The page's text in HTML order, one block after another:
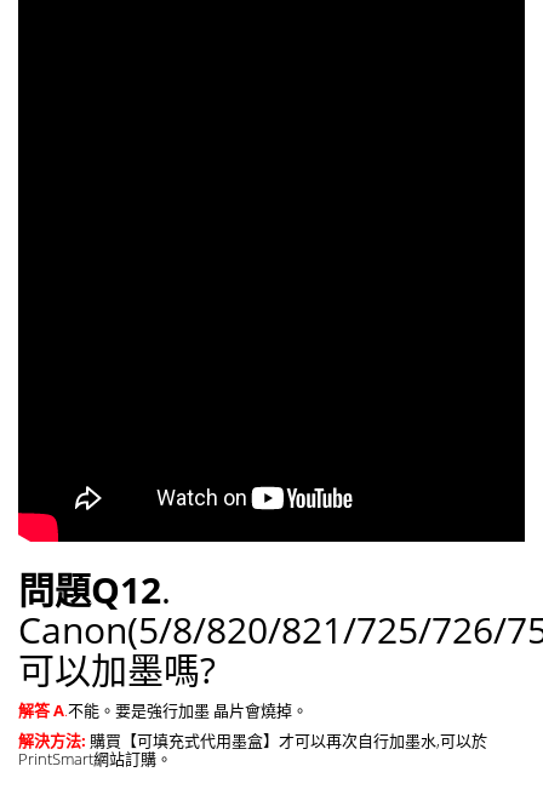
問題Q12.
Canon(5/8/820/821/725/726/
可以加墨嗎?
解答 A.不能。要是強行加墨 晶片會燒掉。
解決方法: 購買【可填充式代用墨盒】才可以再次自行加墨水,可以於
PrintSmart網站訂購。